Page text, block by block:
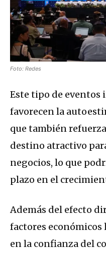
Foto: Redes
Este tipo de eventos
favorecen la
que también
destino atractivo
negocios, lo que
plazo en el
Además del efecto
factores
en la confianza del